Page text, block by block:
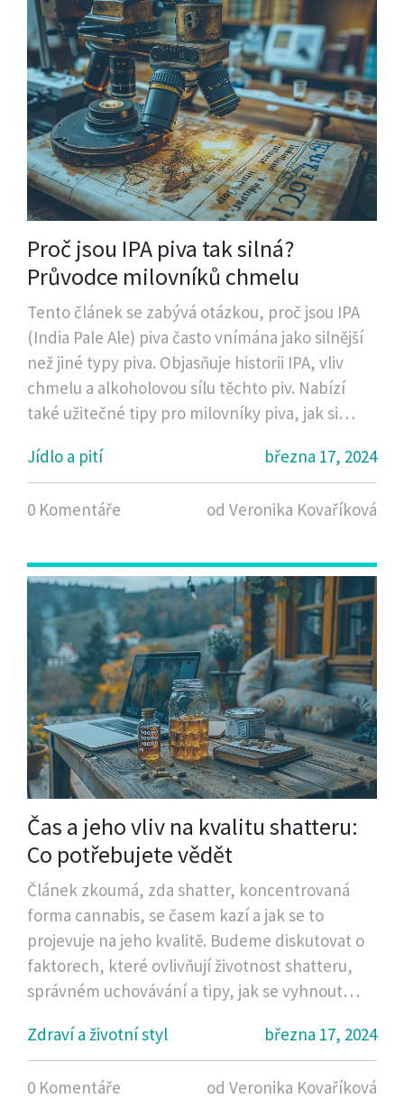
Proč jsou IPA piva tak silná?
Průvodce milovníků chmelu
Tento článek se zabývá otázkou, proč jsou IPA
(India Pale Ale) piva často vnímána jako silnější
než jiné typy piva. Objasňuje historii IPA, vliv
chmelu a alkoholovou sílu těchto piv. Nabízí
také užitečné tipy pro milovníky piva, jak si
degustovat. Čtenáři se dozvědí zajímavá fakta o
vzniku IPA a jaké faktory ovlivňují jejich
charakteristickou chuť.
Jídlo a pití března 17, 2024
0 Komentáře od Veronika Kovaříková
Čas a jeho vliv na kvalitu shatteru:
Co potřebujete vědět
Článek zkoumá, zda shatter, koncentrovaná
forma cannabis, se časem kazí a jak se to
projevuje na jeho kvalitě. Budeme diskutovat o
faktorech, které ovlivňují životnost shatteru,
správném uchovávání a tipy, jak se vyhnout
je shatter už za svou zenitem, a jaké to má
dopady na jeho účinky a bezpečnost.
Zdraví a životní styl března 17, 2024
0 Komentáře od Veronika Kovaříková